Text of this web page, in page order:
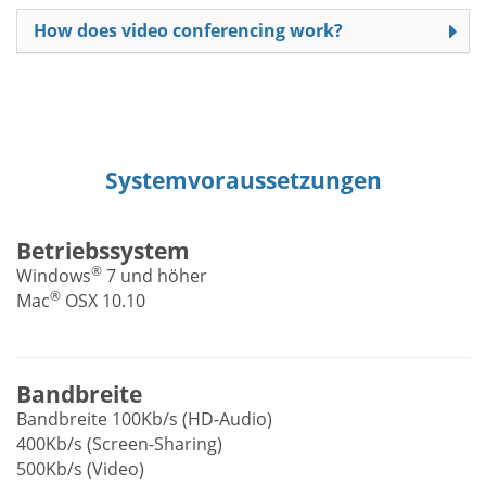
How does video conferencing work?
Systemvoraussetzungen
Betriebssystem
Windows® 7 und höher
Mac® OSX 10.10
Bandbreite
Bandbreite 100Kb/s (HD-Audio)
400Kb/s (Screen-Sharing)
500Kb/s (Video)